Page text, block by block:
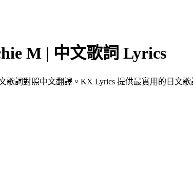
M | 中文歌詞 Lyrics
歌詞對照中文翻譯。KX Lyrics 提供最實用的日文